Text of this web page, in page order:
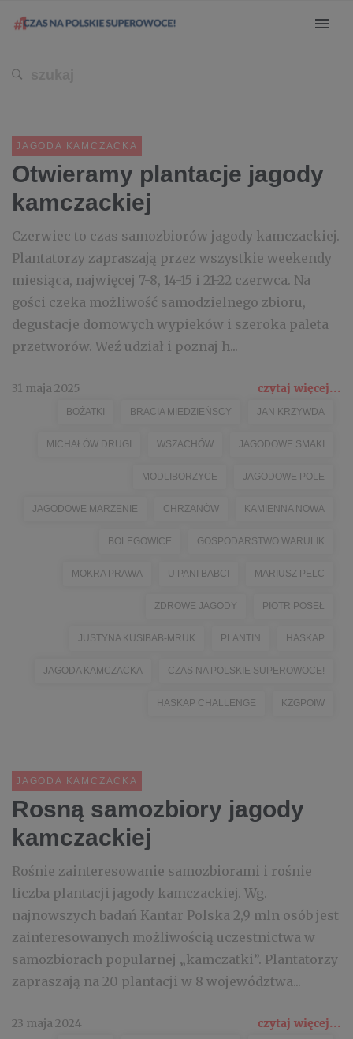
JAGODA KAMCZACKA
Otwieramy plantacje jagody
kamczackiej
Czerwiec to czas samozbiorów jagody kamczackiej.
Plantatorzy zapraszają przez wszystkie weekendy
miesiąca, najwięcej 7-8, 14-15 i 21-22 czerwca. Na
gości czeka możliwość samodzielnego zbioru,
degustacje domowych wypieków i szeroka paleta
przetworów. Weź udział i poznaj h...
31 maja 2025 czytaj więcej...
BOŻATKI BRACIA MIEDZIEŃSCY JAN KRZYWDA
MICHAŁÓW DRUGI WSZACHÓW JAGODOWE SMAKI
MODLIBORZYCE JAGODOWE POLE
JAGODOWE MARZENIE CHRZANÓW KAMIENNA NOWA
BOLEGOWICE GOSPODARSTWO WARULIK
MOKRA PRAWA U PANI BABCI MARIUSZ PELC
ZDROWE JAGODY PIOTR POSEŁ
JUSTYNA KUSIBAB-MRUK PLANTIN HASKAP
JAGODA KAMCZACKA CZAS NA POLSKIE SUPEROWOCE!
HASKAP CHALLENGE KZGPOIW
JAGODA KAMCZACKA
Rosną samozbiory jagody
kamczackiej
Rośnie zainteresowanie samozbiorami i rośnie
liczba plantacji jagody kamczackiej. Wg.
najnowszych badań Kantar Polska 2,9 mln osób jest
zainteresowanych możliwością uczestnictwa w
samozbiorach popularnej „kamczatki”. Plantatorzy
zapraszają na 20 plantacji w 8 województwa...
23 maja 2024 czytaj więcej...